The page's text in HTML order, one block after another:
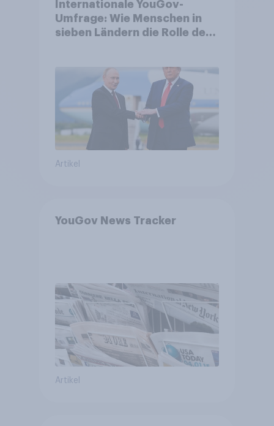
Internationale YouGov-
Umfrage: Wie Menschen in
sieben Ländern die Rolle der
Bedrohungen und Bündnisse
bewerten
Artikel
YouGov News Tracker
Artikel